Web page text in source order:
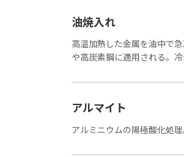
油焼入れ
高温加熱した金属を油中で
や高炭素鋼に適用される。
アルマイト
アルミニウムの陽極酸化処